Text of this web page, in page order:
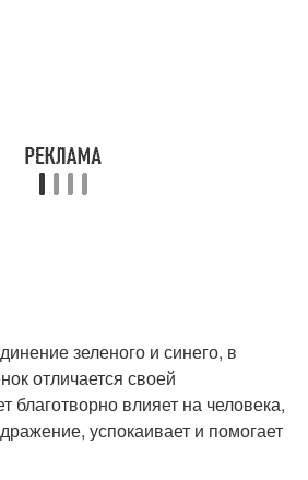
зеленого и синего, в
отличается своей
благотворно влияет на человека,
успокаивает и помогает